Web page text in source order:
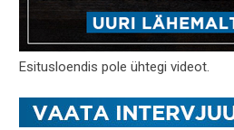
Esitusloendis pole ühtegi videot.